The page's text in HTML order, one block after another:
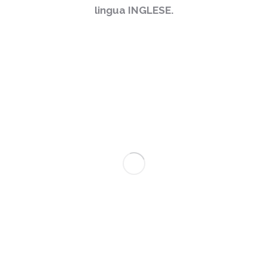
lingua INGLESE.